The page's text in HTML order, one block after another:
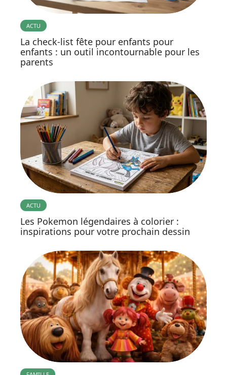
ACTU
La check-list fête pour enfants pour
enfants : un outil incontournable pour les
parents
ACTU
Les Pokemon légendaires à colorier :
inspirations pour votre prochain dessin